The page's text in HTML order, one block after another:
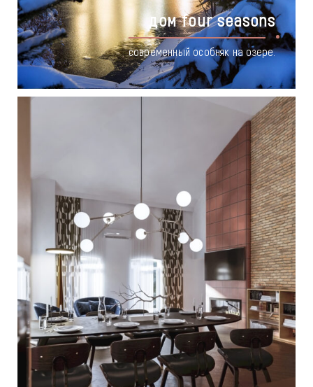
дом four seasons
современный особняк на озере.